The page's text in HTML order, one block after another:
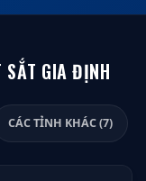
SẮT GIA ĐỊNH
CÁC TỈNH KHÁC (7)